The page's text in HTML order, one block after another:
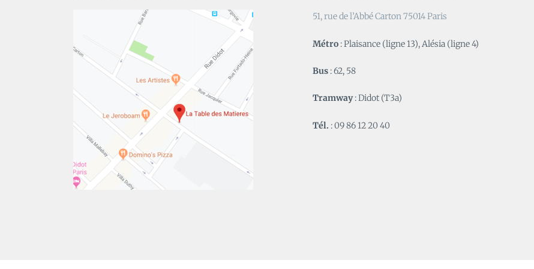
51, rue de l’Abbé Carton 75014 Paris
Métro : Plaisance (ligne 13), Alésia (ligne 4)
Bus : 62, 58
Tramway: Didot (T3a)
Tél. : 09 86 12 20 40